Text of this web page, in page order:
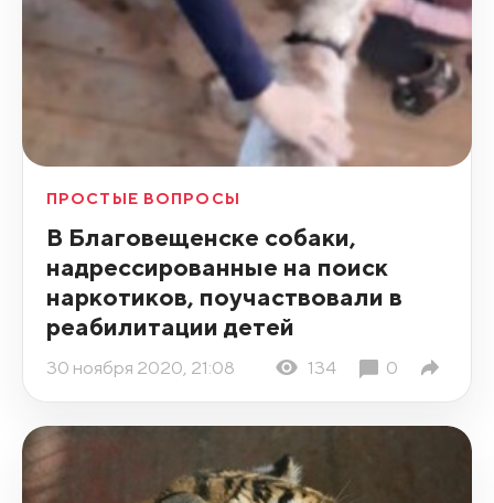
ПРОСТЫЕ ВОПРОСЫ
В Благовещенске собаки,
надрессированные на поиск
наркотиков, поучаствовали в
реабилитации детей
30 ноября 2020, 21:08 134 0